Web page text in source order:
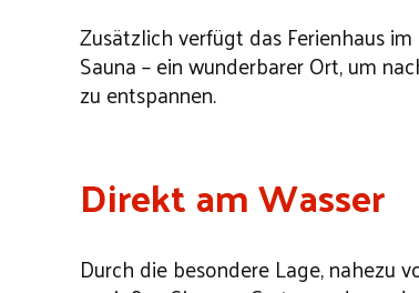
Zusätzlich verfügt das Ferienhaus
Sauna – ein wunderbarer Ort, um
zu entspannen.
Direkt am Wasser
Durch die besondere Lage, nahezu